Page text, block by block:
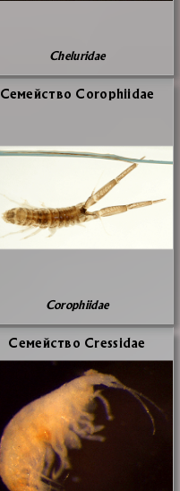
Cheluridae
Се­мей­ство Corophiidae
Corophiidae
Се­мей­ство Cressidae